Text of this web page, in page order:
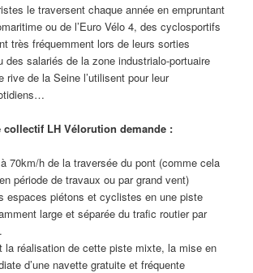
le traversent chaque année en empruntant
ou de l’Euro Vélo 4, des cyclosportifs
très fréquemment lors de leurs sorties
des salariés de la zone industrialo-portuaire
rive de la Seine l’utilisent pour leur
collectif LH Vélorution demande :
70km/h de la traversée du pont (comme cela
période de travaux ou par grand vent)
espaces piétons et cyclistes en une piste
large et séparée du trafic routier par
la réalisation de cette piste mixte, la mise en
d’une navette gratuite et fréquente